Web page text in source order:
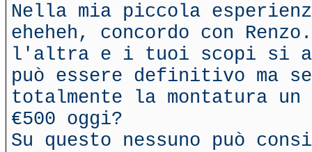
Nella mia piccola
eheheh, concordo con
l'altra e i tuoi scopi si
può essere definitivo ma
totalmente la montatura un
€500 oggi?
Su questo nessuno può